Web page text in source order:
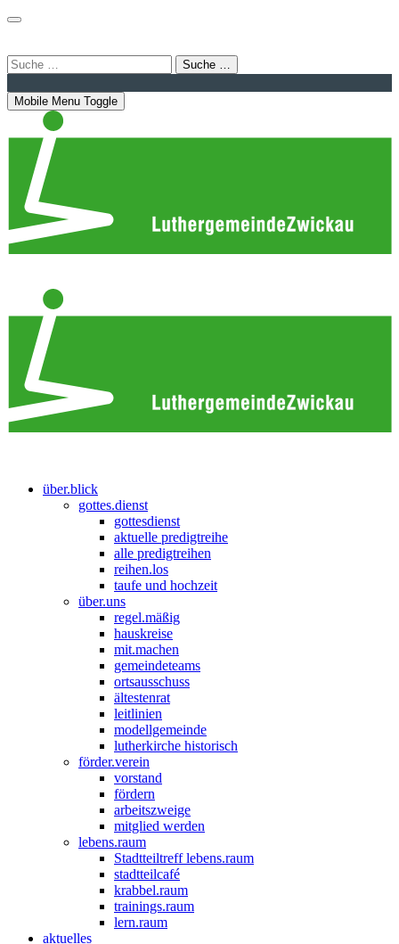
Suche …
Mobile Menu Toggle
über.blick
gottes.dienst
gottesdienst
aktuelle predigtreihe
alle predigtreihen
reihen.los
taufe und hochzeit
über.uns
regel.mäßig
hauskreise
mit.machen
gemeindeteams
ortsausschuss
ältestenrat
leitlinien
modellgemeinde
lutherkirche historisch
förder.verein
vorstand
fördern
arbeitszweige
mitglied werden
lebens.raum
Stadtteiltreff lebens.raum
stadtteilcafé
krabbel.raum
trainings.raum
lern.raum
aktuelles